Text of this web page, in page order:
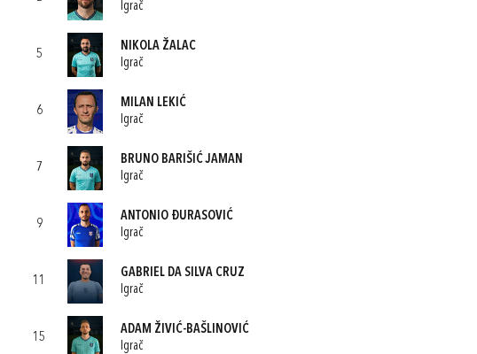
Igrač
5
NIKOLA ŽALAC
Igrač
6
MILAN LEKIĆ
Igrač
7
BRUNO BARIŠIĆ JAMAN
Igrač
9
ANTONIO ĐURASOVIĆ
Igrač
11
GABRIEL DA SILVA CRUZ
Igrač
15
ADAM ŽIVIĆ-BAŠLINOVIĆ
Igrač